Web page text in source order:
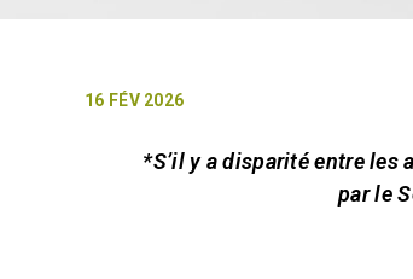
16 FÉV 2026
*S’il y a disparité entre les
par le